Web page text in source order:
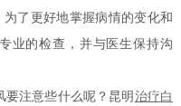
了更好地掌握病情的变化和
业的检查，并与医生保持沟
注意些什么呢？昆明 治疗白